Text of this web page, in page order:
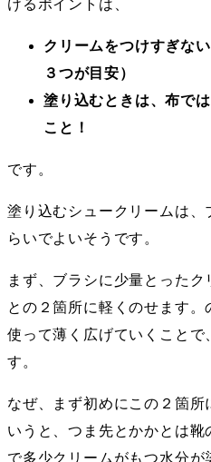
けるポイントは、
クリームをつけすぎな
３つが目安）
塗り込むときは、布で
こと！
です。
塗り込むシュークリームは、
らいでよいそうです。
まず、ブラシに少量とった
との２箇所に軽くのせます
使って薄く広げていくことで
す。
なぜ、まず初めにこの２箇所
いうと、つま先とかかとは
で多少クリームがもつ水分が